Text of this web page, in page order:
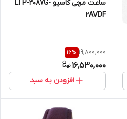
ساعت مچی کاسیو LTP-2087G-
2AVDF
19,800,000
16%
16,530,000
افزودن به سبد